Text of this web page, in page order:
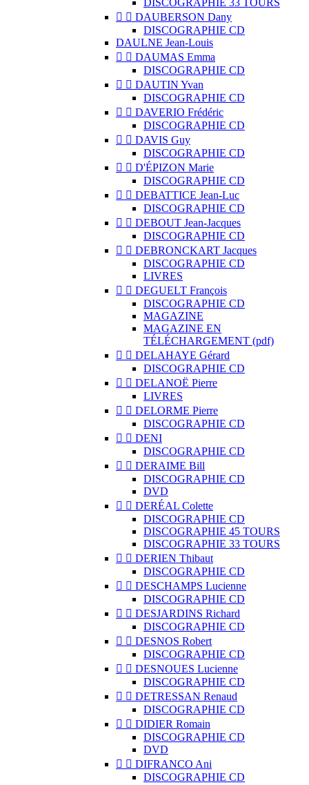
DISCOGRAPHIE 33 TOURS
  DAUBERSON Dany
DISCOGRAPHIE CD
DAULNE Jean-Louis
  DAUMAS Emma
DISCOGRAPHIE CD
  DAUTIN Yvan
DISCOGRAPHIE CD
  DAVERIO Frédéric
DISCOGRAPHIE CD
  DAVIS Guy
DISCOGRAPHIE CD
  D'ÉPIZON Marie
DISCOGRAPHIE CD
  DEBATTICE Jean-Luc
DISCOGRAPHIE CD
  DEBOUT Jean-Jacques
DISCOGRAPHIE CD
  DEBRONCKART Jacques
DISCOGRAPHIE CD
LIVRES
  DEGUELT François
DISCOGRAPHIE CD
MAGAZINE
MAGAZINE EN
TÉLÉCHARGEMENT (pdf)
  DELAHAYE Gérard
DISCOGRAPHIE CD
  DELANOË Pierre
LIVRES
  DELORME Pierre
DISCOGRAPHIE CD
  DENI
DISCOGRAPHIE CD
  DERAIME Bill
DISCOGRAPHIE CD
DVD
  DERÉAL Colette
DISCOGRAPHIE CD
DISCOGRAPHIE 45 TOURS
DISCOGRAPHIE 33 TOURS
  DERIEN Thibaut
DISCOGRAPHIE CD
  DESCHAMPS Lucienne
DISCOGRAPHIE CD
  DESJARDINS Richard
DISCOGRAPHIE CD
  DESNOS Robert
DISCOGRAPHIE CD
  DESNOUES Lucienne
DISCOGRAPHIE CD
  DETRESSAN Renaud
DISCOGRAPHIE CD
  DIDIER Romain
DISCOGRAPHIE CD
DVD
  DIFRANCO Ani
DISCOGRAPHIE CD